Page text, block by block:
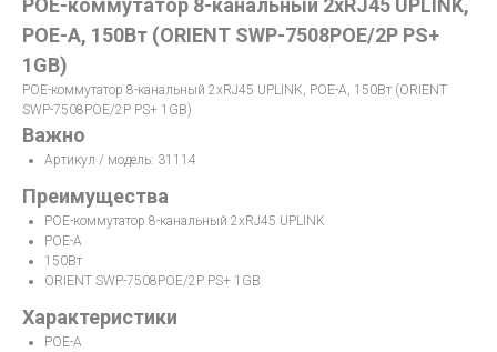
POE-коммутатор 8-канальный 2xRJ45 UPLINK,
POE-A, 150Вт (ORIENT SWP-7508POE/2P PS+
1GB)
POE-коммутатор 8-канальный 2xRJ45 UPLINK, POE-A, 150Вт (ORIENT
SWP-7508POE/2P PS+ 1GB)
Важно
Артикул / модель: 31114
Преимущества
POE-коммутатор 8-канальный 2xRJ45 UPLINK
POE-A
150Вт
ORIENT SWP-7508POE/2P PS+ 1GB
Характеристики
POE-A